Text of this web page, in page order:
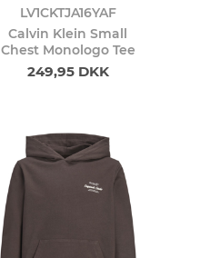
LV1CKTJA16YAF
Calvin Klein Small
Chest Monologo Tee
249,95 DKK